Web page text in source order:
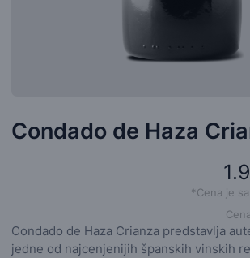
Condado de Haza
*Cena je
Condado de Haza Crianza predstavlja
jedne od najcenjenijih španskih vinskih